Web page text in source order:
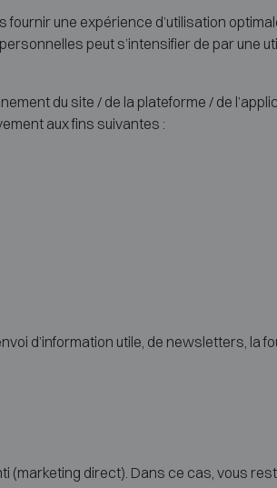
une expérience d’utilisation
peut s’intensifier de par une
du site / de la plateforme / de
aux fins suivantes :
d’information utile, de newsletters, la
direct). Dans ce cas, vous